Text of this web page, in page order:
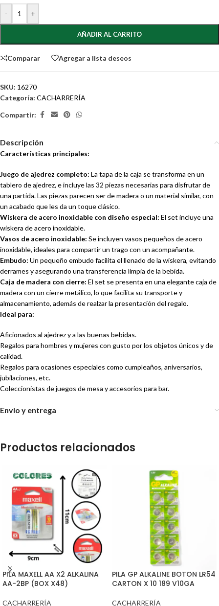
- +
AÑADIR AL CARRITO
Comparar Agregar a lista deseos
SKU: 16270
Categoría: CACHARRERÍA
Compartir:
Descripción
Características principales:
Juego de ajedrez completo: La tapa de la caja se transforma en un
tablero de ajedrez, e incluye las 32 piezas necesarias para disfrutar de
una partida. Las piezas parecen ser de madera o un material similar, con
un acabado que les da un toque clásico.
Wiskera de acero inoxidable con diseño especial: El set incluye una
wiskera de acero inoxidable.
Vasos de acero inoxidable: Se incluyen vasos pequeños de acero
inoxidable, ideales para compartir un trago con un acompañante.
Embudo: Un pequeño embudo facilita el llenado de la wiskera, evitando
derrames y asegurando una transferencia limpia de la bebida.
Caja de madera con cierre: El set se presenta en una elegante caja de
madera con un cierre metálico, lo que facilita su transporte y
almacenamiento, además de realzar la presentación del regalo.
Ideal para:
Aficionados al ajedrez y a las buenas bebidas.
Regalos para hombres y mujeres con gusto por los objetos únicos y de
calidad.
Regalos para ocasiones especiales como cumpleaños, aniversarios,
jubilaciones, etc.
Coleccionistas de juegos de mesa y accesorios para bar.
Envío y entrega
Productos relacionados
PILA MAXELL AA X2 ALKALINA
AA-2BP (BOX X48)
CACHARRERÍA
PILA GP ALKALINE BOTON LR54
CARTON X 10 189 V10GA
CACHARRERÍA